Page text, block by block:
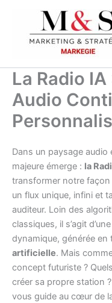
contenu
La Radio
Audio
Dans un paysage
majeure émerge : la
transformer notre façon
un flux unique, infini et
auditeur. Loin des
classiques, il s’agit
dynamique, générée en
artificielle. Mais
concept futuriste ?
créer sa propre station
vous guide au cœur de